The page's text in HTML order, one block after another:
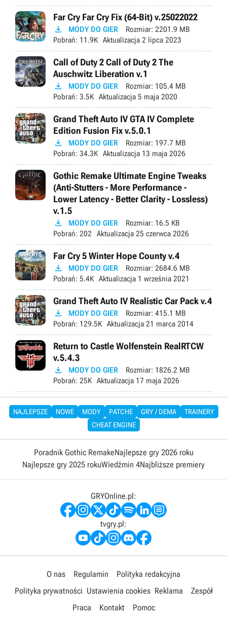
Far Cry Far Cry Fix (64-Bit) v.25022022
 MODY DO GIER Rozmiar: 2201.9 MB
Pobrań: 11.9K Aktualizacja 2 lipca 2023
Call of Duty 2 Call of Duty 2 The
Auschwitz Liberation v.1
 MODY DO GIER Rozmiar: 105.4 MB
Pobrań: 3.5K Aktualizacja 5 maja 2020
Grand Theft Auto IV GTA IV Complete
Edition Fusion Fix v.5.0.1
 MODY DO GIER Rozmiar: 197.7 MB
Pobrań: 34.3K Aktualizacja 13 maja 2026
Gothic Remake Ultimate Engine Tweaks
(Anti-Stutters - More Performance -
Lower Latency - Better Clarity - Lossless)
v.1.5
 MODY DO GIER Rozmiar: 16.5 KB
Pobrań: 202 Aktualizacja 25 czerwca 2026
Far Cry 5 Winter Hope County v.4
 MODY DO GIER Rozmiar: 2684.6 MB
Pobrań: 5.4K Aktualizacja 1 września 2021
Grand Theft Auto IV Realistic Car Pack v.4
 MODY DO GIER Rozmiar: 415.1 MB
Pobrań: 129.5K Aktualizacja 21 marca 2014
Return to Castle Wolfenstein RealRTCW
v.5.4.3
 MODY DO GIER Rozmiar: 1826.2 MB
Pobrań: 25K Aktualizacja 17 maja 2026
NAJLEPSZE NOWE MODY PATCHE GRY / DEMA
TRAINERY
CHEAT ENGINE
Poradnik Gothic RemakeNajlepsze gry 2026 roku
Najlepsze gry 2025 rokuWiedźmin 4Najbliższe premiery
GRYOnline.pl:
tvgry.pl:
O nas Regulamin
Polityka redakcyjna
Polityka prywatności Ustawienia cookies Reklama
Zespół
Praca
Kontakt Pomoc